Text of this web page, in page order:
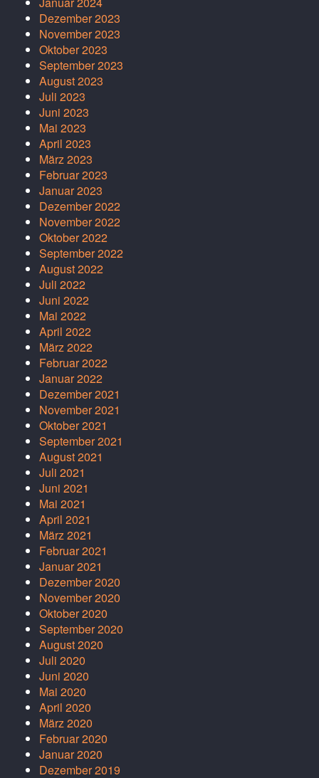
Dezember 2023
November 2023
Oktober 2023
September 2023
August 2023
Juli 2023
Juni 2023
Mai 2023
April 2023
März 2023
Februar 2023
Januar 2023
Dezember 2022
November 2022
Oktober 2022
September 2022
August 2022
Juli 2022
Juni 2022
Mai 2022
April 2022
März 2022
Februar 2022
Januar 2022
Dezember 2021
November 2021
Oktober 2021
September 2021
August 2021
Juli 2021
Juni 2021
Mai 2021
April 2021
März 2021
Februar 2021
Januar 2021
Dezember 2020
November 2020
Oktober 2020
September 2020
August 2020
Juli 2020
Juni 2020
Mai 2020
April 2020
März 2020
Februar 2020
Januar 2020
Dezember 2019